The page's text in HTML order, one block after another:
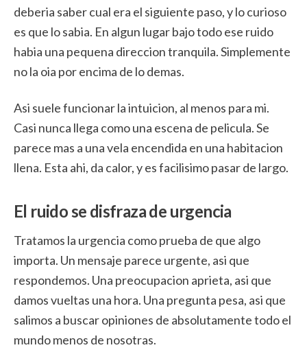
deberia saber cual era el siguiente paso, y lo curioso
es que lo sabia. En algun lugar bajo todo ese ruido
habia una pequena direccion tranquila. Simplemente
no la oia por encima de lo demas.
Asi suele funcionar la intuicion, al menos para mi.
Casi nunca llega como una escena de pelicula. Se
parece mas a una vela encendida en una habitacion
llena. Esta ahi, da calor, y es facilisimo pasar de largo.
El ruido se disfraza de urgencia
Tratamos la urgencia como prueba de que algo
importa. Un mensaje parece urgente, asi que
respondemos. Una preocupacion aprieta, asi que
damos vueltas una hora. Una pregunta pesa, asi que
salimos a buscar opiniones de absolutamente todo el
mundo menos de nosotras.